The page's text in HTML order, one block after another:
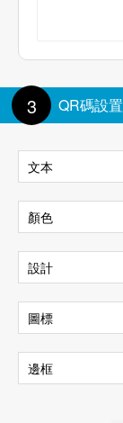
3 QR碼設置
文本
文本內容
文本
顏色
背景
透明
設計
樣式
圖標
邊框